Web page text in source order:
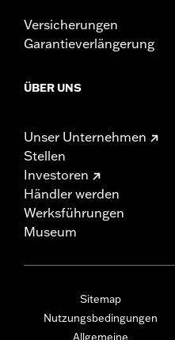
Versicherungen
Garantieverlängerung
ÜBER UNS
Unser Unternehmen
Stellen
Investoren
Händler werden
Werksführungen
Museum
Sitemap
Nutzungsbedingungen
Allgemeine